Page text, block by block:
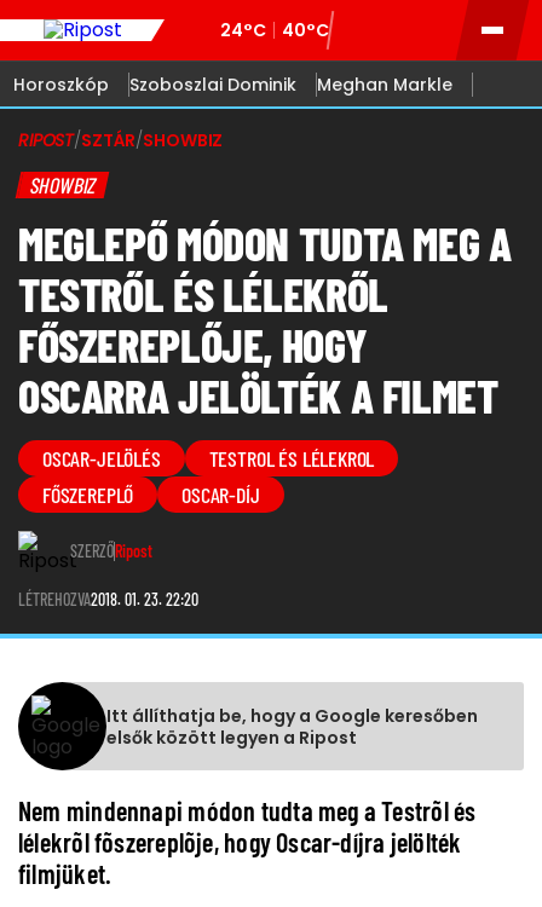
24°C 40°C
Horoszkóp Szoboszlai Dominik Meghan Markle
RIPOST/SZTÁR/SHOWBIZ
SHOWBIZ
MEGLEPŐ MÓDON TUDTA MEG A
TESTRŐL ÉS LÉLEKRŐL
FŐSZEREPLŐJE, HOGY
OSCARRA JELÖLTÉK A FILMET
OSCAR-JELÖLÉS
TESTROL ÉS LÉLEKROL
FŐSZEREPLŐ
OSCAR-DÍJ
SZERZŐRipost
LÉTREHOZVA2018. 01. 23. 22:20
Itt állíthatja be, hogy a Google keresőben
elsők között legyen a Ripost
Nem mindennapi módon tudta meg a Testrõl és
lélekrõl fõszereplõje, hogy Oscar-díjra jelölték
filmjüket.